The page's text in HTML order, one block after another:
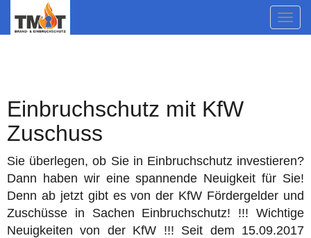
Einbruchschutz mit KfW
Zuschuss
Sie überlegen, ob Sie in Einbruchschutz investieren?
Dann haben wir eine spannende Neuigkeit für Sie!
Denn ab jetzt gibt es von der KfW Fördergelder und
Zuschüsse in Sachen Einbruchschutz! !!! Wichtige
Neuigkeiten von der KfW !!! Seit dem 15.09.2017